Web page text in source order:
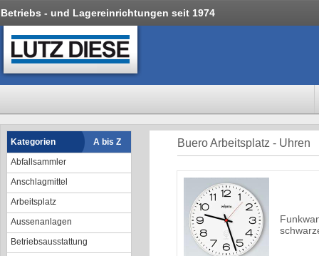
Betriebs - und Lagereinrichtungen seit 1974
Kategorien
A bis Z
Abfallsammler
Anschlagmittel
Arbeitsplatz
Aussenanlagen
Betriebsausstattung
Buero Arbeitsplatz - Uhren